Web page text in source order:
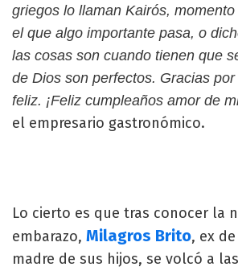
griegos lo llaman Kairós,
el que algo importante pasa, o
las cosas son cuando tienen que
de Dios son perfectos. Gracias
feliz. ¡Feliz cumpleaños amor de
el empresario gastronómico.
Lo cierto es que tras conocer la
embarazo, Milagros Brito, ex de
madre de sus hijos, se volcó a